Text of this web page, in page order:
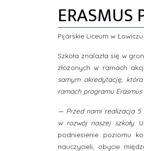
ERASMUS
Pijarskie Liceum w
Szkoła znalazła się w
złożonych w ramach
samym akredytację,
ramach programu Erasmus
— Przed nami realizacja 5
w rozwój naszej szkoły.
podniesienie poziomu
nauczycieli, obycie